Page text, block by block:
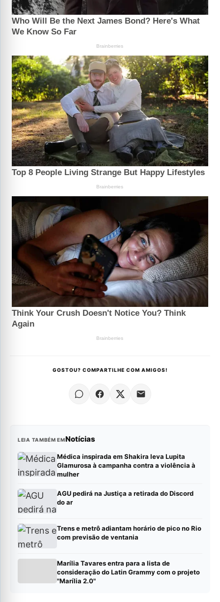
GOSTOU? COMPARTILHE COM AMIGOS!
LEIA TAMBÉM EMNotícias
Médica inspirada em Shakira leva Lupita
Glamurosa à campanha contra a violência à
mulher
AGU pedirá na Justiça a retirada do Discord
do ar
Trens e metrô adiantam horário de pico no Rio
com previsão de ventania
Marília Tavares entra para a lista de
consideração do Latin Grammy com o projeto
"Marília 2.0"